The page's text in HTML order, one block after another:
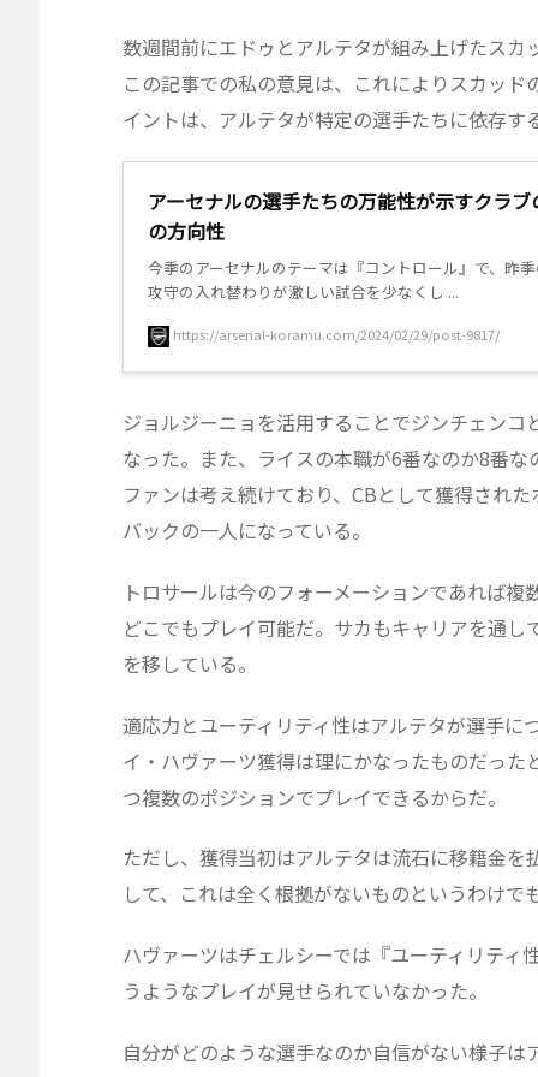
数週間前にエドゥとアルテタが組み上げたス
この記事での私の意見は、これによりスカッ
イントは、アルテタが特定の選手たちに依存
アーセナルの選手たちの万能性が示すクラブ
の方向性
今季のアーセナルのテーマは『コントロール』で、昨
攻守の入れ替わりが激しい試合を少なくし ...
https://arsenal-koramu.com/2024/02/29/post-9817/
ジョルジーニョを活用することでジンチェン
なった。また、ライスの本職が6番なのか8番
ファンは考え続けており、CBとして獲得され
バックの一人になっている。
トロサールは今のフォーメーションであれば
どこでもプレイ可能だ。サカもキャリアを通
を移している。
適応力とユーティリティ性はアルテタが選手
イ・ハヴァーツ獲得は理にかなったものだっ
つ複数のポジションでプレイできるからだ。
ただし、獲得当初はアルテタは流石に移籍金
して、これは全く根拠がないものというわけで
ハヴァーツはチェルシーでは『ユーティリテ
うようなプレイが見せられていなかった。
自分がどのような選手なのか自信がない様子